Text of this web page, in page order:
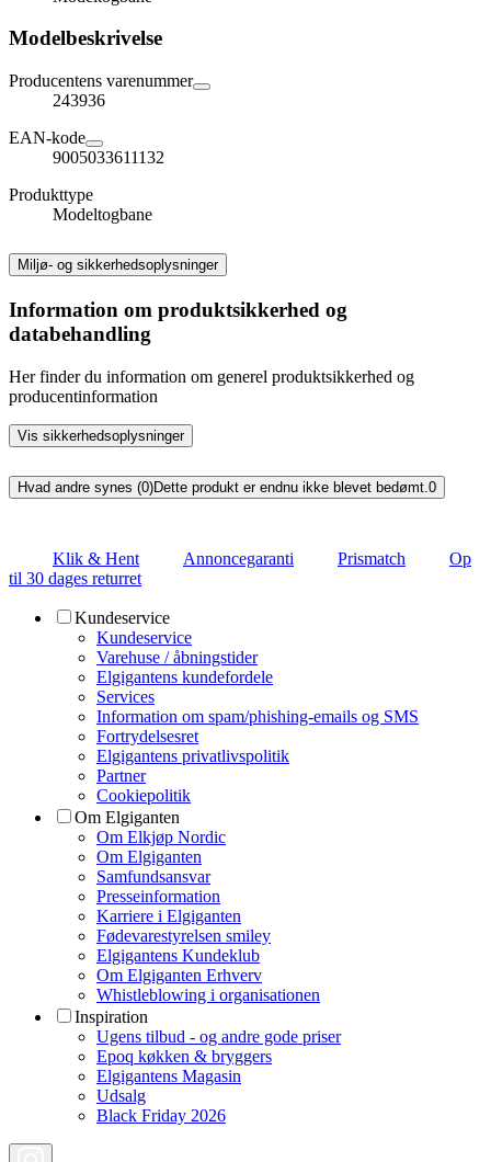
Modelbeskrivelse
Producentens varenummer
243936
EAN-kode
9005033611132
Produkttype
Modeltogbane
Miljø- og sikkerhedsoplysninger
Information om produktsikkerhed og
databehandling
Her finder du information om generel produktsikkerhed og
producentinformation
Vis sikkerhedsoplysninger
Hvad andre synes (0)Dette produkt er endnu ikke blevet bedømt. 0
Klik & Hent Annoncegaranti Prismatch
Op
til 30 dages returret
Kundeservice
Kundeservice
Varehuse / åbningstider
Elgigantens kundefordele
Services
Information om spam/phishing-emails og SMS
Fortrydelsesret
Elgigantens privatlivspolitik
Partner
Cookiepolitik
Om Elgiganten
Om Elkjøp Nordic
Om Elgiganten
Samfundsansvar
Presseinformation
Karriere i Elgiganten
Fødevarestyrelsen smiley
Elgigantens Kundeklub
Om Elgiganten Erhverv
Whistleblowing i organisationen
Inspiration
Ugens tilbud - og andre gode priser
Epoq køkken & bryggers
Elgigantens Magasin
Udsalg
Black Friday 2026